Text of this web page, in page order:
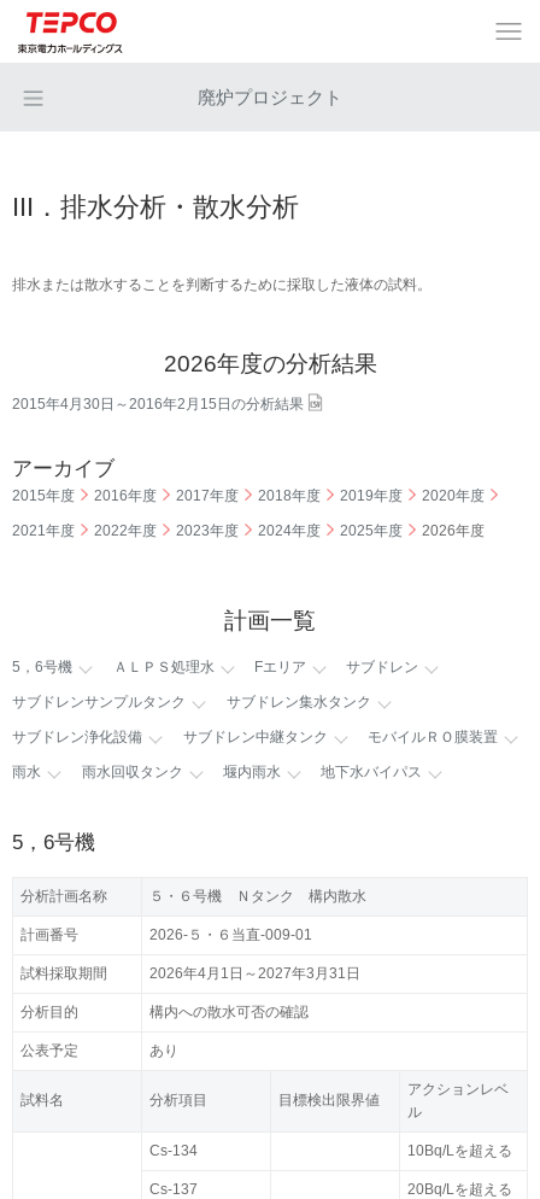
廃炉プロジェクト
III．排水分析・散水分析
排水または散水することを判断するために採取した液体の試料。
2026年度の分析結果
2015年4月30日～2016年2月15日の分析結果
アーカイブ
2015年度 2016年度 2017年度 2018年度 2019年度 2020年度
2021年度 2022年度 2023年度 2024年度 2025年度 2026年度
計画一覧
5，6号機 ＡＬＰＳ処理水 Fエリア サブドレン
サブドレンサンプルタンク サブドレン集水タンク
サブドレン浄化設備 サブドレン中継タンク モバイルＲＯ膜装置
雨水 雨水回収タンク 堰内雨水 地下水バイパス
5，6号機
分析計画名称 ５・６号機 Ｎタンク 構内散水
計画番号 2026-５・６当直-009-01
試料採取期間 2026年4月1日～2027年3月31日
分析目的 構内への散水可否の確認
公表予定 あり
試料名 分析項目 目標検出限界値
アクションレベ
ル
Cs-134 10Bq/Lを超える
Cs-137 20Bq/Lを超える